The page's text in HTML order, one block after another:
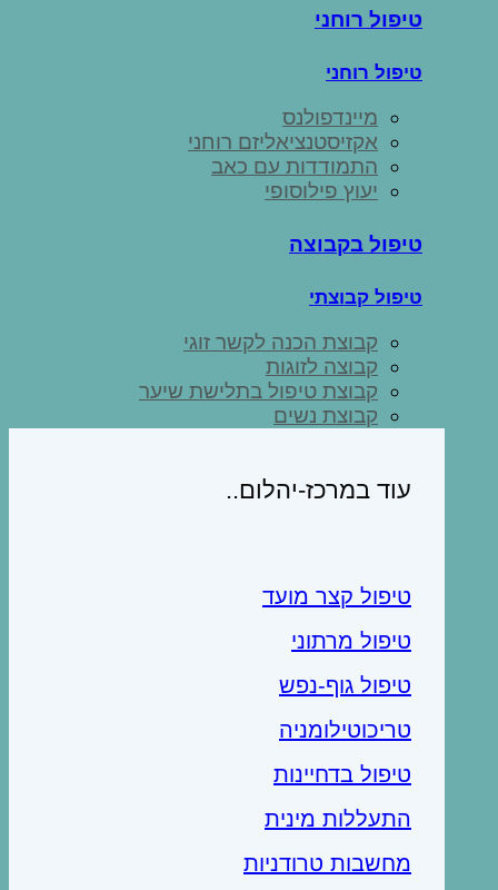
טיפול רוחני
טיפול רוחני
מיינדפולנס
אקזיסטנציאליזם רוחני
התמודדות עם כאב
יעוץ פילוסופי
טיפול בקבוצה
טיפול קבוצתי
קבוצת הכנה לקשר זוגי
קבוצה לזוגות
קבוצת טיפול בתלישת שיער
קבוצת נשים
עוד במרכז-יהלום..
טיפול קצר מועד
טיפול מרתוני
טיפול גוף-נפש
טריכוטילומניה
טיפול בדחיינות
התעללות מינית
מחשבות טרודניות